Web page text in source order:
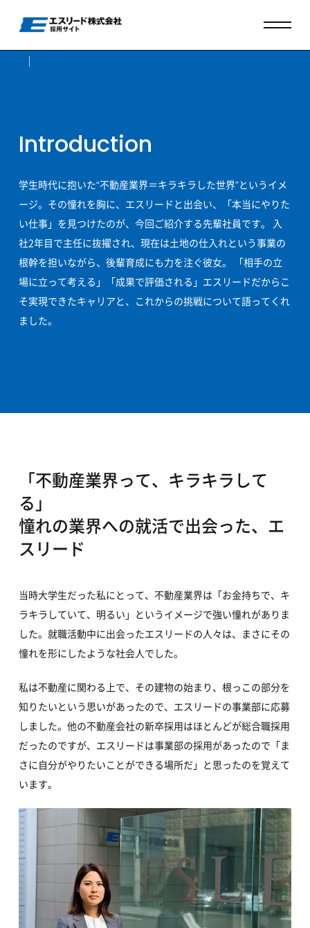
事業部 係長 K・Rさん
Introduction
学生時代に抱いた“不動産業界＝キラキラした世界”というイメ
ージ。その憧れを胸に、エスリードと出会い、「本当にやりた
い仕事」を見つけたのが、今回ご紹介する先輩社員です。 入
社2年目で主任に抜擢され、現在は土地の仕入れという事業の
根幹を担いながら、後輩育成にも力を注ぐ彼女。 「相手の立
場に立って考える」「成果で評価される」エスリードだからこ
そ実現できたキャリアと、これからの挑戦について語ってくれ
ました。
「不動産業界って、キラキラして
る」
憧れの業界への就活で出会った、エ
スリード
当時大学生だった私にとって、不動産業界は「お金持ちで、キ
ラキラしていて、明るい」というイメージで強い憧れがありま
した。就職活動中に出会ったエスリードの人々は、まさにその
憧れを形にしたような社会人でした。
私は不動産に関わる上で、その建物の始まり、根っこの部分を
知りたいという思いがあったので、エスリードの事業部に応募
しました。他の不動産会社の新卒採用はほとんどが総合職採用
だったのですが、エスリードは事業部の採用があったので「ま
さに自分がやりたいことができる場所だ」と思ったのを覚えて
います。